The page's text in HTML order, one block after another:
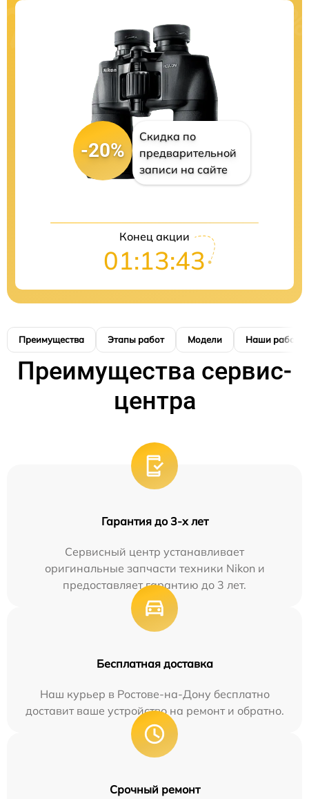
-20%
Скидка по
предварительной
записи на сайте
Конец акции
01:13:42
Преимущества Этапы работ Модели Наши работы
Преимущества сервис-
центра
Гарантия до 3-х лет
Сервисный центр устанавливает
оригинальные запчасти техники Nikon и
предоставляет гарантию до 3 лет.
Бесплатная доставка
Наш курьер в Ростове-на-Дону бесплатно
доставит ваше устройство на ремонт и обратно.
Срочный ремонт